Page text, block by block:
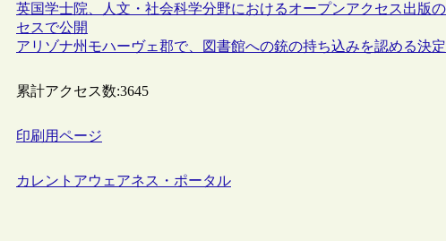
英国学士院、人文・社会科学分野におけるオープンアクセス出版の
セスで公開
アリゾナ州モハーヴェ郡で、図書館への銃の持ち込みを認める決定
累計アクセス数:3645
印刷用ページ
カレントアウェアネス・ポータル